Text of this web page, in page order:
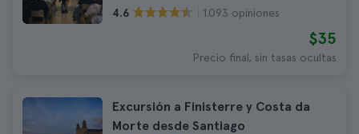
4.6 1.093 opiniones
$35
Precio final, sin tasas ocultas
Excursión a Finisterre y Costa da
Morte desde Santiago